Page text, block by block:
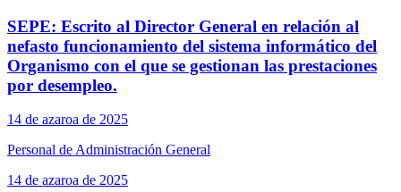
SEPE: Escrito al Director General en relación al
nefasto funcionamiento del sistema informático del
Organismo con el que se gestionan las prestaciones
por desempleo.
14 de azaroa de 2025
Personal de Administración General
14 de azaroa de 2025